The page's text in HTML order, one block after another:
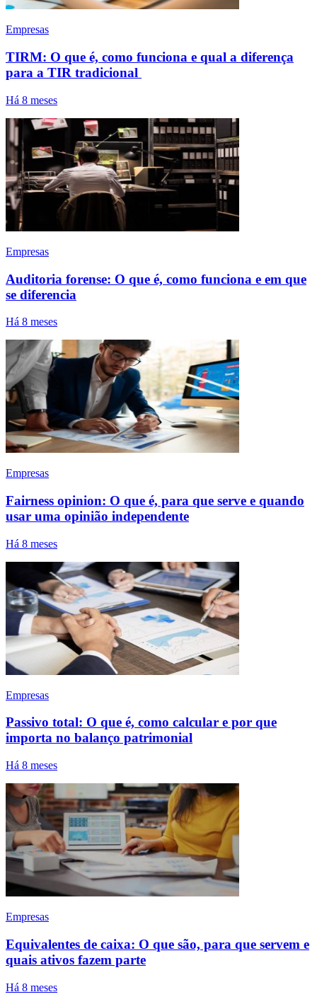
Empresas
TIRM: O que é, como funciona e qual a diferença
para a TIR tradicional
Há 8 meses
Empresas
Auditoria forense: O que é, como funciona e em que
se diferencia
Há 8 meses
Empresas
Fairness opinion: O que é, para que serve e quando
usar uma opinião independente
Há 8 meses
Empresas
Passivo total: O que é, como calcular e por que
importa no balanço patrimonial
Há 8 meses
Empresas
Equivalentes de caixa: O que são, para que servem e
quais ativos fazem parte
Há 8 meses